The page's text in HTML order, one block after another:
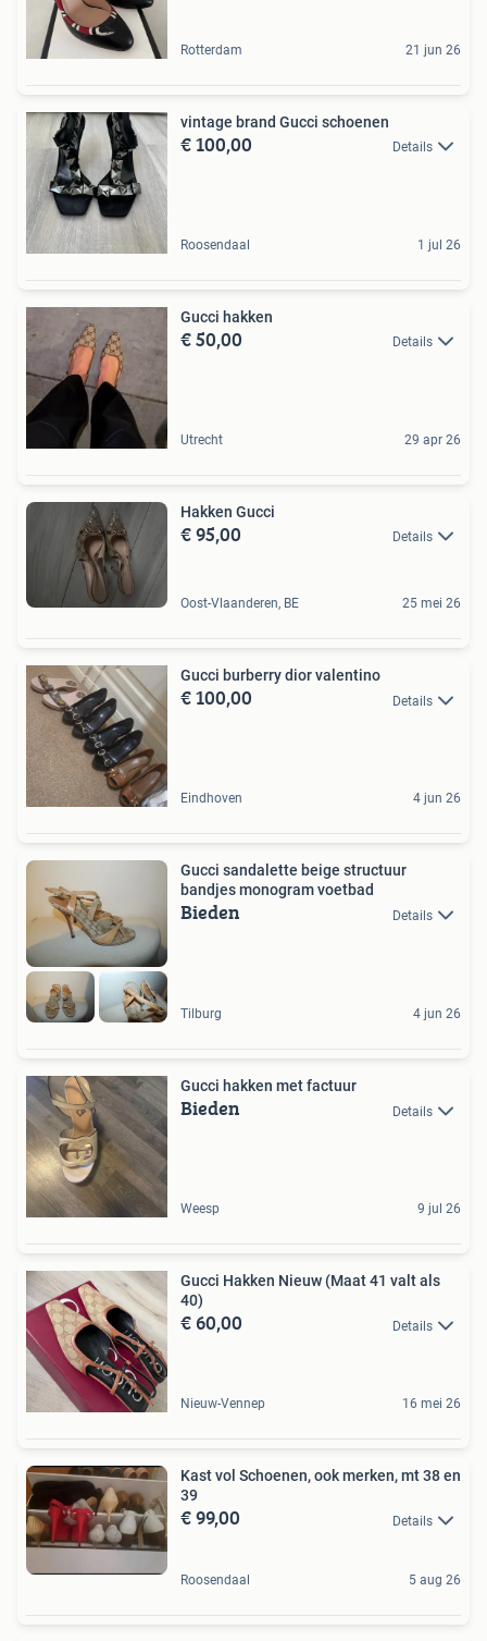
Rotterdam 21 jun 26
vintage brand Gucci schoenen
€ 100,00 Details
Roosendaal 1 jul 26
Gucci hakken
€ 50,00 Details
Utrecht 29 apr 26
Hakken Gucci
€ 95,00 Details
Oost-Vlaanderen, BE 25 mei 26
Gucci burberry dior valentino
€ 100,00 Details
Eindhoven 4 jun 26
Gucci sandalette beige structuur
bandjes monogram voetbad
Bieden Details
Tilburg 4 jun 26
Gucci hakken met factuur
Bieden Details
Weesp 9 jul 26
Gucci Hakken Nieuw (Maat 41 valt als
40)
€ 60,00 Details
Nieuw-Vennep 16 mei 26
Kast vol Schoenen, ook merken, mt 38 en
39
€ 99,00 Details
Roosendaal 5 aug 26